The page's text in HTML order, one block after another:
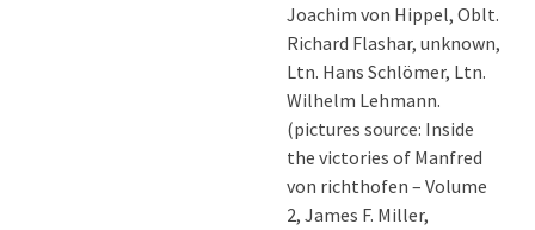
Joachim von Hippel, Oblt.
Richard Flashar, unknown,
Ltn. Hans Schlömer, Ltn.
Wilhelm Lehmann.
(pictures source: Inside
the victories of Manfred
von richthofen – Volume
2, James F. Miller,